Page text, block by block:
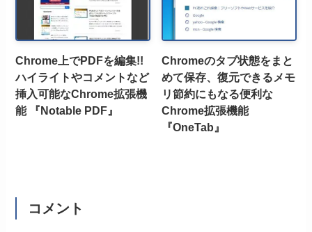
Chrome上でPDFを編集!!
ハイライトやコメントなど
挿入可能なChrome拡張機
能 『Notable PDF』
Chromeのタブ状態をまと
めて保存、復元できるメモ
リ節約にもなる便利な
Chrome拡張機能
『OneTab』
コメント